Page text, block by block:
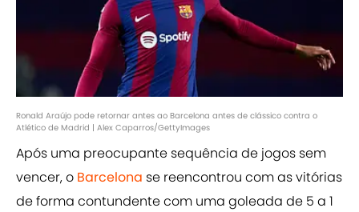
Ronald Araújo pode retornar antes ao Barcelona antes de clássico contra o
Atlético de Madrid | Alex Caparros/GettyImages
Após uma preocupante sequência de jogos sem
vencer, o Barcelona se reencontrou com as vitórias
de forma contundente com uma goleada de 5 a 1